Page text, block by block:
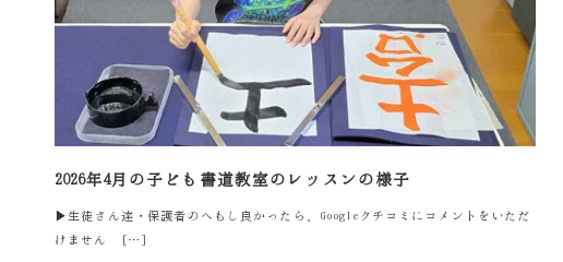
2026年4月の子ども書道教室のレッスンの様子
▶生徒さん達・保護者のへもし良かったら、Googleクチコミにコメントをいただ
けません […]